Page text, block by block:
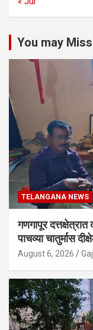
You may
TELANGANA NEWS
गणगापूर दत्तक्षेत्रात
पाचव्या चातुर्मास
August 6, 2026